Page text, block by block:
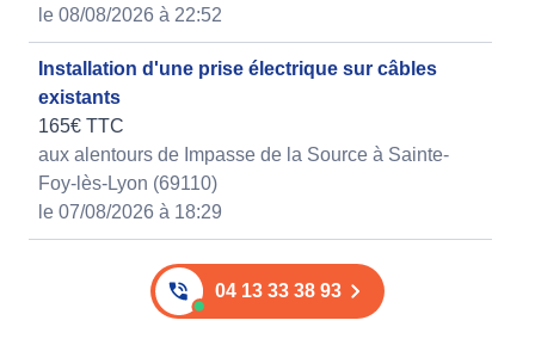
le 08/08/2026 à 22:52
Installation d'une prise électrique sur câbles
existants
165€ TTC
aux alentours de Impasse de la Source à Sainte-
Foy-lès-Lyon (69110)
le 07/08/2026 à 18:29
04 13 33 38 93